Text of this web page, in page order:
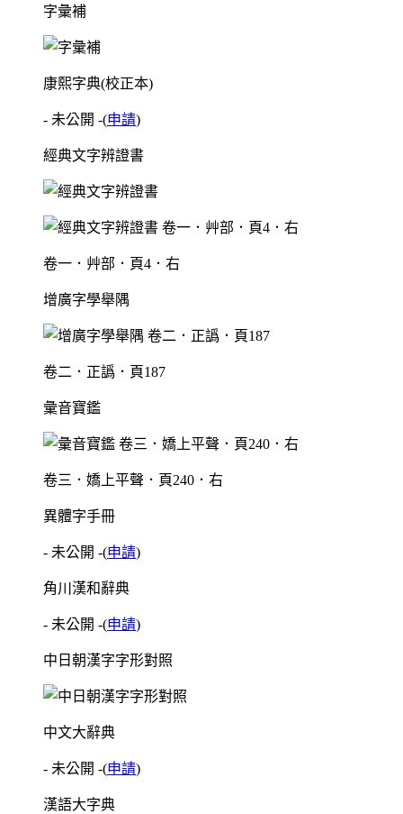
字彙補
康熙字典(校正本)
- 未公開 -(申請)
經典文字辨證書
卷一．艸部．頁4．右
增廣字學舉隅
卷二．正譌．頁187
彙音寶鑑
卷三．嬌上平聲．頁240．右
異體字手冊
- 未公開 -(申請)
角川漢和辭典
- 未公開 -(申請)
中日朝漢字字形對照
中文大辭典
- 未公開 -(申請)
漢語大字典